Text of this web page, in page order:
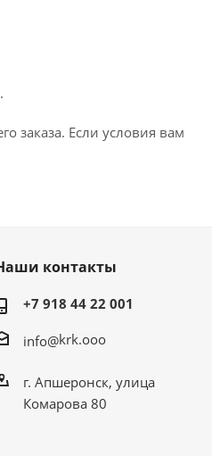
заказа. Если условия вам
контакты
+7 918 44 22 001
info@krk.ooo
г. Апшеронск, улица
Комарова 80